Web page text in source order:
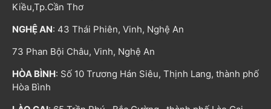
Kiều,Tp.Cần Thơ
NGHỆ AN: 43 Thái Phiên, Vinh, Nghệ An
73 Phan Bội Châu, Vinh, Nghệ An
HÒA BÌNH: Số 10 Trương Hán Siêu, Thịnh Lang, thành phố
Hòa Bình